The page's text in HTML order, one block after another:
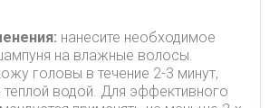
нанесите необходимое
на влажные волосы.
головы в течение 2-3 минут,
теплой водой. Для эффективного